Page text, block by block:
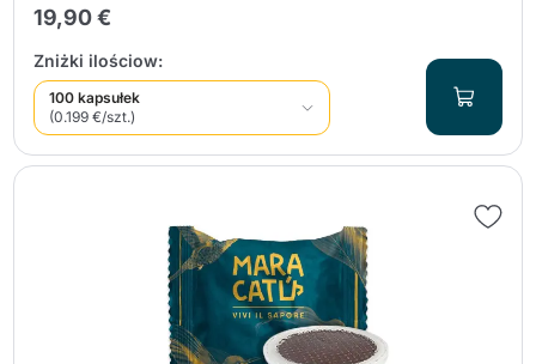
19,90 €
Zniżki ilościow:
100 kapsułek
(0.199 €/szt.)